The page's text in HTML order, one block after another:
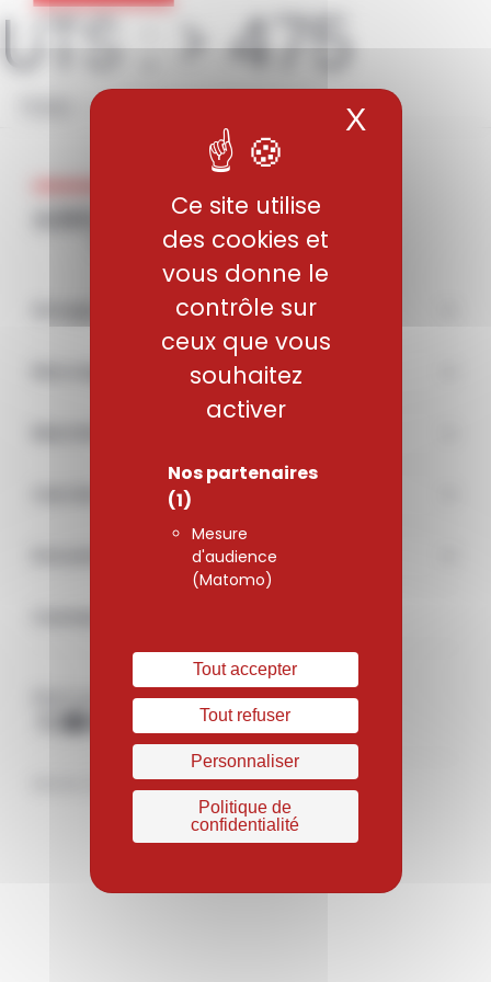
Panneau de gestion des cookies
Ce site utilise
des cookies et
vous donne le
contrôle sur
ceux que vous
souhaitez
activer
Nos partenaires
(1)
Mesure
d'audience
(Matomo)
Tout accepter
Tout refuser
Personnaliser
Politique de
confidentialité
X
UTS :> 475
7010 – Alliages d’aluminium
Nos engagements
Documentations & médias
Retrouvez-nous sur les réseaux sociaux
YoutubeLinkedin
Mentions légalesPolitique de confidentialité